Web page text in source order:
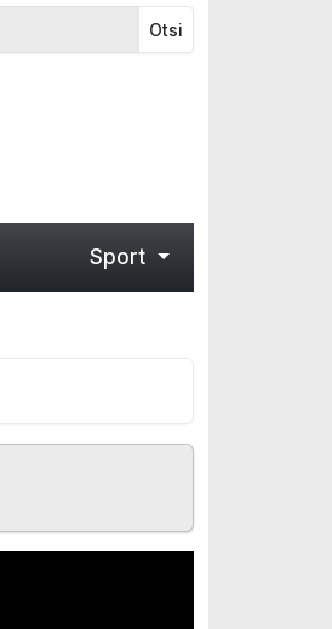
Otsi
Sport